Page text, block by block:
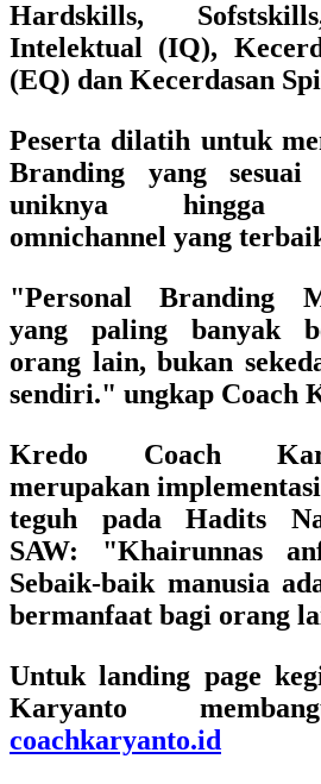
Hardskills,
Intelektual (IQ),
(EQ) dan Kecerdasan
Peserta dilatih untuk
Branding yang sesuai
uniknya hingga
omnichannel yang
"Personal Branding
yang paling banyak
orang lain, bukan
sendiri." ungkap Coach
Kredo Coach
merupakan
teguh pada Hadits
SAW: "Khairunnas
Sebaik-baik manusia
bermanfaat bagi orang
Untuk landing page
Karyanto
coachkaryanto.id